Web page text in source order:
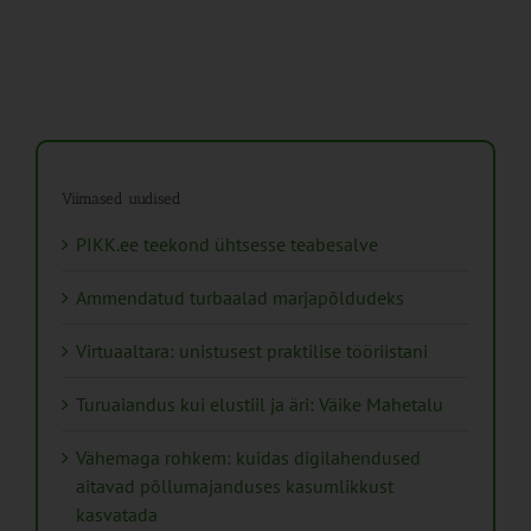
Viimased uudised
PIKK.ee teekond ühtsesse teabesalve
Ammendatud turbaalad marjapõldudeks
Virtuaaltara: unistusest praktilise tööriistani
Turuaiandus kui elustiil ja äri: Väike Mahetalu
Vähemaga rohkem: kuidas digilahendused
aitavad põllumajanduses kasumlikkust
kasvatada